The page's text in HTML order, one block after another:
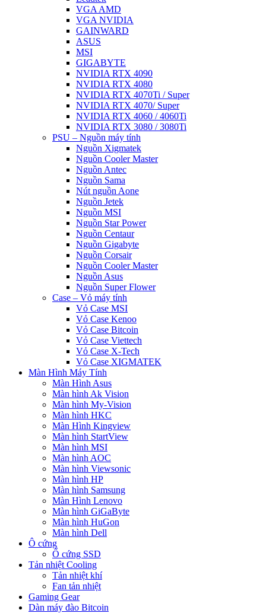
VGA AMD
VGA NVIDIA
GAINWARD
ASUS
MSI
GIGABYTE
NVIDIA RTX 4090
NVIDIA RTX 4080
NVIDIA RTX 4070Ti / Super
NVIDIA RTX 4070/ Super
NVIDIA RTX 4060 / 4060Ti
NVIDIA RTX 3080 / 3080Ti
PSU – Nguồn máy tính
Nguồn Xigmatek
Nguồn Cooler Master
Nguồn Antec
Nguồn Sama
Nút nguồn Aone
Nguồn Jetek
Nguồn MSI
Nguồn Star Power
Nguồn Centaur
Nguồn Gigabyte
Nguồn Corsair
Nguồn Cooler Master
Nguồn Asus
Nguồn Super Flower
Case – Vỏ máy tính
Vỏ Case MSI
Vỏ Case Kenoo
Vỏ Case Bitcoin
Vỏ Case Viettech
Vỏ Case X-Tech
Vỏ Case XIGMATEK
Màn Hình Máy Tính
Màn Hình Asus
Màn hình Ak Vision
Màn hình My-Vision
Màn hình HKC
Màn Hình Kingview
Màn hình StartView
Màn hình MSI
Màn hình AOC
Màn hình Viewsonic
Màn hình HP
Màn hình Samsung
Màn Hình Lenovo
Màn hình GiGaByte
Màn hình HuGon
Màn hình Dell
Ô cứng
Ổ cứng SSD
Tản nhiệt Cooling
Tản nhiệt khí
Fan tản nhiệt
Gaming Gear
Dàn máy đào Bitcoin